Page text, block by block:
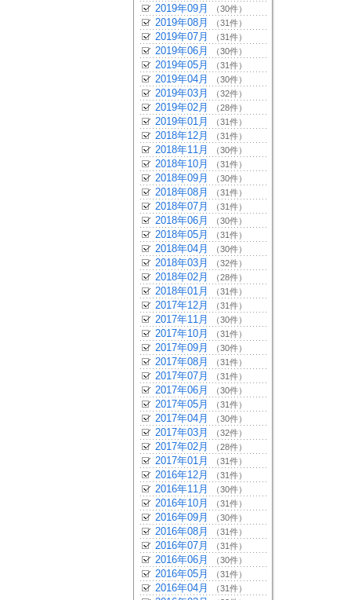
2019年09月 （30件）
2019年08月 （31件）
2019年07月 （31件）
2019年06月 （30件）
2019年05月 （31件）
2019年04月 （30件）
2019年03月 （32件）
2019年02月 （28件）
2019年01月 （31件）
2018年12月 （31件）
2018年11月 （30件）
2018年10月 （31件）
2018年09月 （30件）
2018年08月 （31件）
2018年07月 （31件）
2018年06月 （30件）
2018年05月 （31件）
2018年04月 （30件）
2018年03月 （32件）
2018年02月 （28件）
2018年01月 （31件）
2017年12月 （31件）
2017年11月 （30件）
2017年10月 （31件）
2017年09月 （30件）
2017年08月 （31件）
2017年07月 （31件）
2017年06月 （30件）
2017年05月 （31件）
2017年04月 （30件）
2017年03月 （32件）
2017年02月 （28件）
2017年01月 （31件）
2016年12月 （31件）
2016年11月 （30件）
2016年10月 （31件）
2016年09月 （30件）
2016年08月 （31件）
2016年07月 （31件）
2016年06月 （30件）
2016年05月 （31件）
2016年04月 （31件）